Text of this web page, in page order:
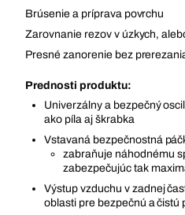
Brúsenie a príprava povrchu
Zarovnanie rezov v úzkych,
Presné zanorenie bez
Prednosti produktu:
Univerzálny a bezpečný
ako píla aj škrabka
Vstavaná bezpečnostná
zabraňuje náhodnému
zabezpečujúc tak
Výstup vzduchu v zadnej
oblasti pre bezpečnú a čistú